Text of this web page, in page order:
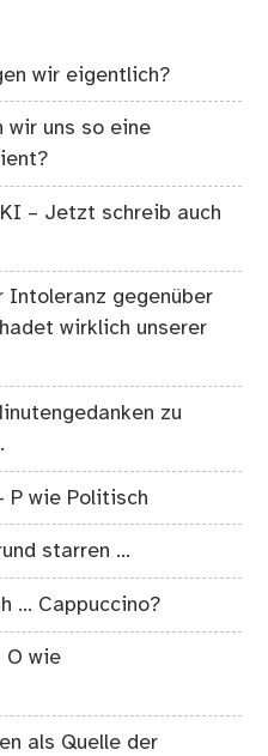
wir eigentlich?
wir uns so eine
– Jetzt schreib auch
Intoleranz gegenüber
wirklich unserer
zu
P wie Politisch
starren …
… Cappuccino?
O wie
als Quelle der